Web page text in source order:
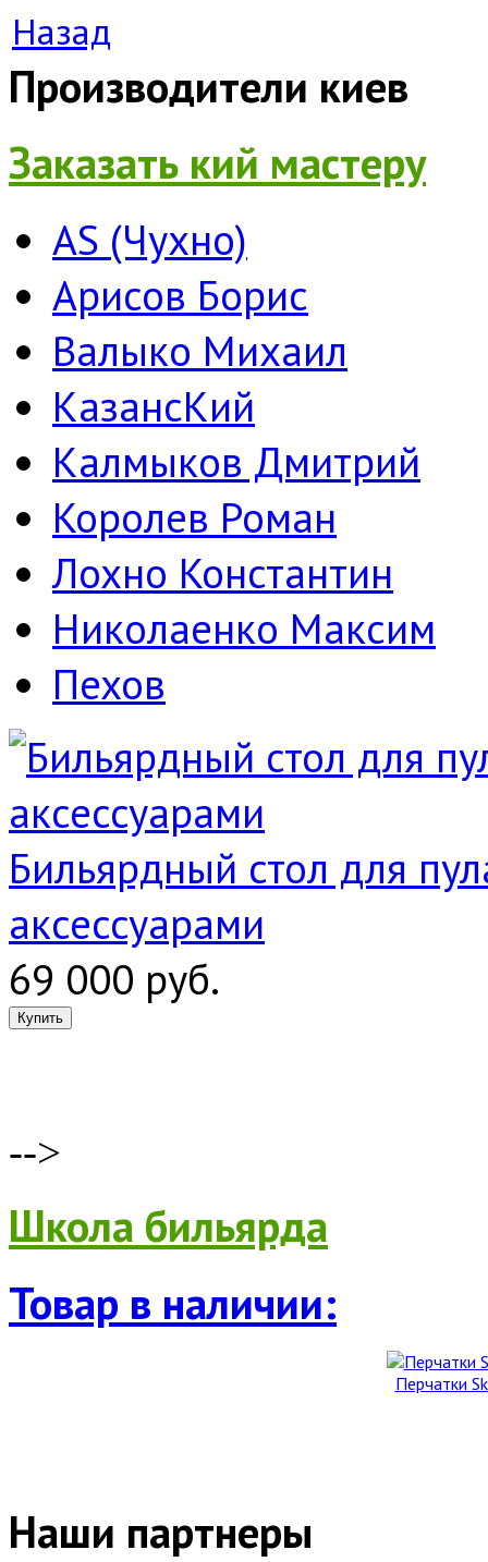
Назад
Производители киев
Заказать кий мастеру
AS (Чухно)
Арисов Борис
Валыко Михаил
КазансКий
Калмыков Дмитрий
Королев Роман
Лохно Константин
Николаенко Максим
Пехов
Бильярдный стол для
аксессуарами
69 000 руб.
-->
Школа бильярда
Товар в наличии:
Перчатки
Наши партнеры